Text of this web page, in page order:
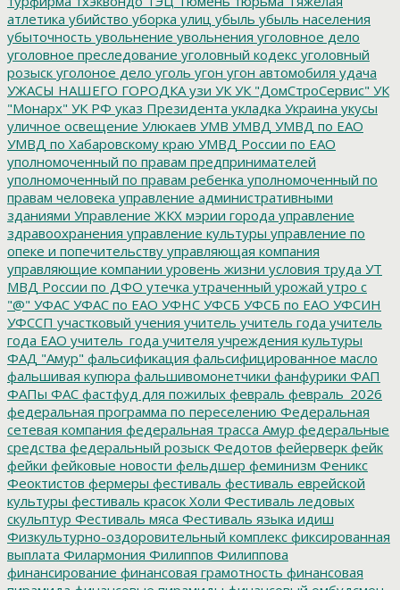
атлетика убийство уборка улиц убыль убыль населения
убыточность увольнение увольнения уголовное дело
уголовное преследование уголовный кодекс уголовный
розыск уголоное дело уголь угон угон автомобиля удача
УЖАСЫ НАШЕГО ГОРОДКА узи УК УК "ДомСтроСервис" УК
"Монарх" УК РФ указ Президента укладка Украина укусы
уличное освещение Улюкаев УМВ УМВД УМВД по ЕАО
УМВД по Хабаровскому краю УМВД России по ЕАО
уполномоченный по правам предпринимателей
уполномоченный по правам ребенка уполномоченный по
правам человека управление административными
зданиями Управление ЖКХ мэрии города управление
здравоохранения управление культуры управление по
опеке и попечительству управляющая компания
управляющие компании уровень жизни условия труда УТ
МВД России по ДФО утечка утраченный урожай утро с
"@" УФАС УФАС по ЕАО УФНС УФСБ УФСБ по ЕАО УФСИН
УФССП участковый учения учитель учитель года учитель
года ЕАО учитель_года учителя учреждения культуры
ФАД "Амур" фальсификация фальсифицированное масло
фальшивая купюра фальшивомонетчики фанфурики ФАП
ФАПы ФАС фастфуд для пожилых февраль февраль_2026
федеральная программа по переселению Федеральная
сетевая компания федеральная трасса Амур федеральные
средства федеральный розыск Федотов фейерверк фейк
фейки фейковые новости фельдшер феминизм Феникс
Феоктистов фермеры фестиваль фестиваль еврейской
культуры фестиваль красок Холи Фестиваль ледовых
скульптур Фестиваль мяса Фестиваль языка идиш
Физкультурно-оздоровительный комплекс фиксированная
выплата Филармония Филиппов Филиппова
финансирование финансовая грамотность финансовая